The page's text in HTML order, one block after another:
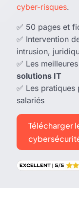
cyber-risques.
✅ 50 pages et
✅ Intervention
intrusion,
✅ Les
solutions IT
✅ Les
salariés
Télécharger